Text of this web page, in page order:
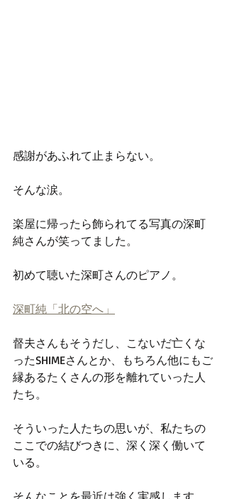
感謝があふれて止まらない。
そんな涙。
楽屋に帰ったら飾られてる写真の深町
純さんが笑ってました。
初めて聴いた深町さんのピアノ。
深町純「北の空へ」
督夫さんもそうだし、こないだ亡くな
ったSHIMEさんとか、もちろん他にもご
縁あるたくさんの形を離れていった人
たち。
そういった人たちの思いが、私たちの
ここでの結びつきに、深く深く働いて
いる。